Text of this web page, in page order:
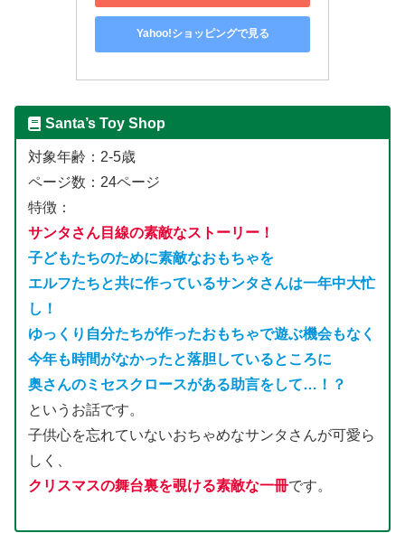
Yahoo!ショッピングで見る
Santa’s Toy Shop
対象年齢：2-5歳
ページ数：24ページ
特徴：
サンタさん目線の素敵なストーリー！
子どもたちのために素敵なおもちゃを
エルフたちと共に作っているサンタさんは一年中大忙
し！
ゆっくり自分たちが作ったおもちゃで遊ぶ機会もなく
今年も時間がなかったと落胆しているところに
奥さんのミセスクロースがある助言をして…！？
というお話です。
子供心を忘れていないおちゃめなサンタさんが可愛ら
しく、
クリスマスの舞台裏を覗ける素敵な一冊です。